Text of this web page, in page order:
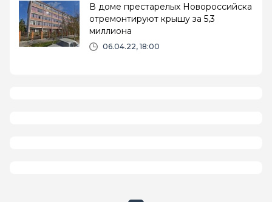
В доме престарелых Новороссийска
отремонтируют крышу за 5,3
миллиона
06.04.22, 18:00